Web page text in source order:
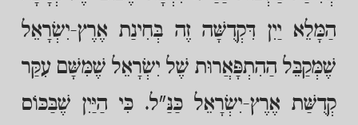
הַמָּלֵא יַיִן דִּקְדֻשָּׁה זֶה בְּחִינַת אֶרֶץ-יִשְׂרָאֵל
שֶׁמְּקַבֵּל הַהִתְפָּאֲרוּת שֶׁל יִשְׂרָאֵל שֶׁמִּשָּׁם עִקַּר
קְדֻשַּׁת אֶרֶץ-יִשְׂרָאֵל כַּנַּ"ל. כִּי הַיַּיִן שֶׁבַּכּוֹס